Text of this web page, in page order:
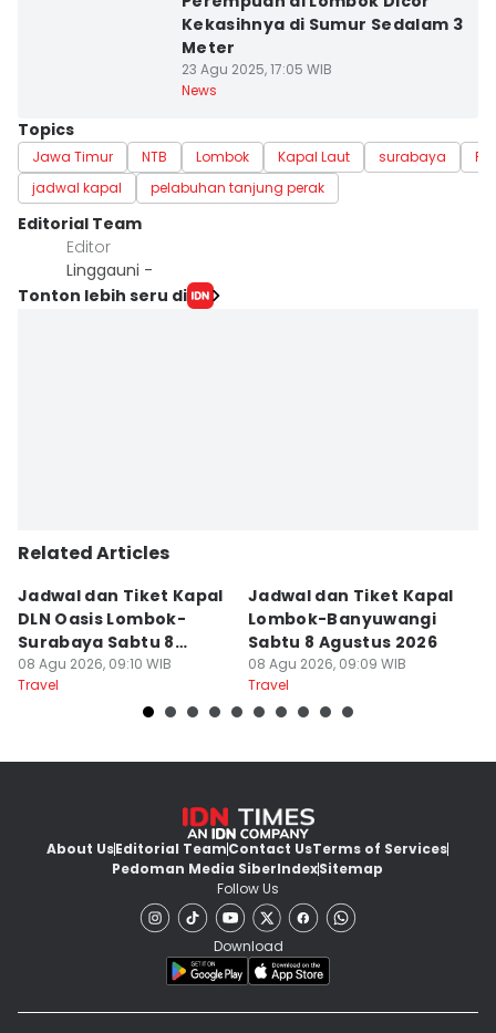
Kekasihnya di Sumur Sedalam 3
Meter
23 Agu 2025, 17:05 WIB
News
Topics
Jawa Timur NTB Lombok Kapal Laut surabaya
jadwal kapal
pelabuhan tanjung perak
Editorial Team
Editor
Linggauni -
Tonton lebih seru di
Related Articles
Jadwal dan Tiket Kapal
DLN Oasis Lombok-
Surabaya Sabtu 8
Agustus 2026
08 Agu 2026, 09:10 WIB
Travel
Jadwal dan Tiket Kapal
Lombok-Banyuwangi
Sabtu 8 Agustus 2026
08 Agu 2026, 09:09 WIB
Travel
About UsEditorial TeamContact UsTerms of Services
Pedoman Media SiberIndexSitemap
Follow Us
Download